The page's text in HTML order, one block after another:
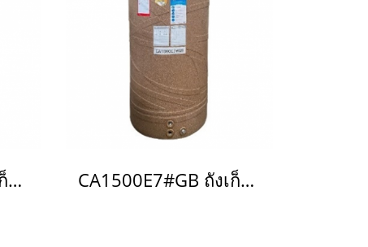
CA1500E7#GP ถังเก็บน้ำบนดิน 1,500 L รุ่น Breeze สีม่วงประกาย CA1500E7#GB ถังเก็บน้ำบนดิน 1,500 L รุ่น Breeze สีทองประกาย